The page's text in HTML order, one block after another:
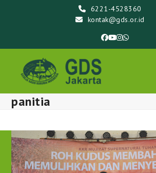
6221-4528360
kontak@gds.or.id
Facebook
YouTube
Instagram
Whatsapp
panitia